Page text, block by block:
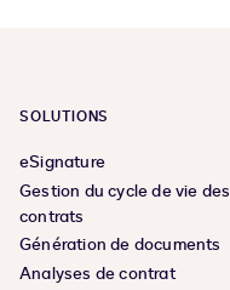
SOLUTIONS
eSignature
Gestion du cycle de vie des
contrats
Génération de documents
Analyses de contrat